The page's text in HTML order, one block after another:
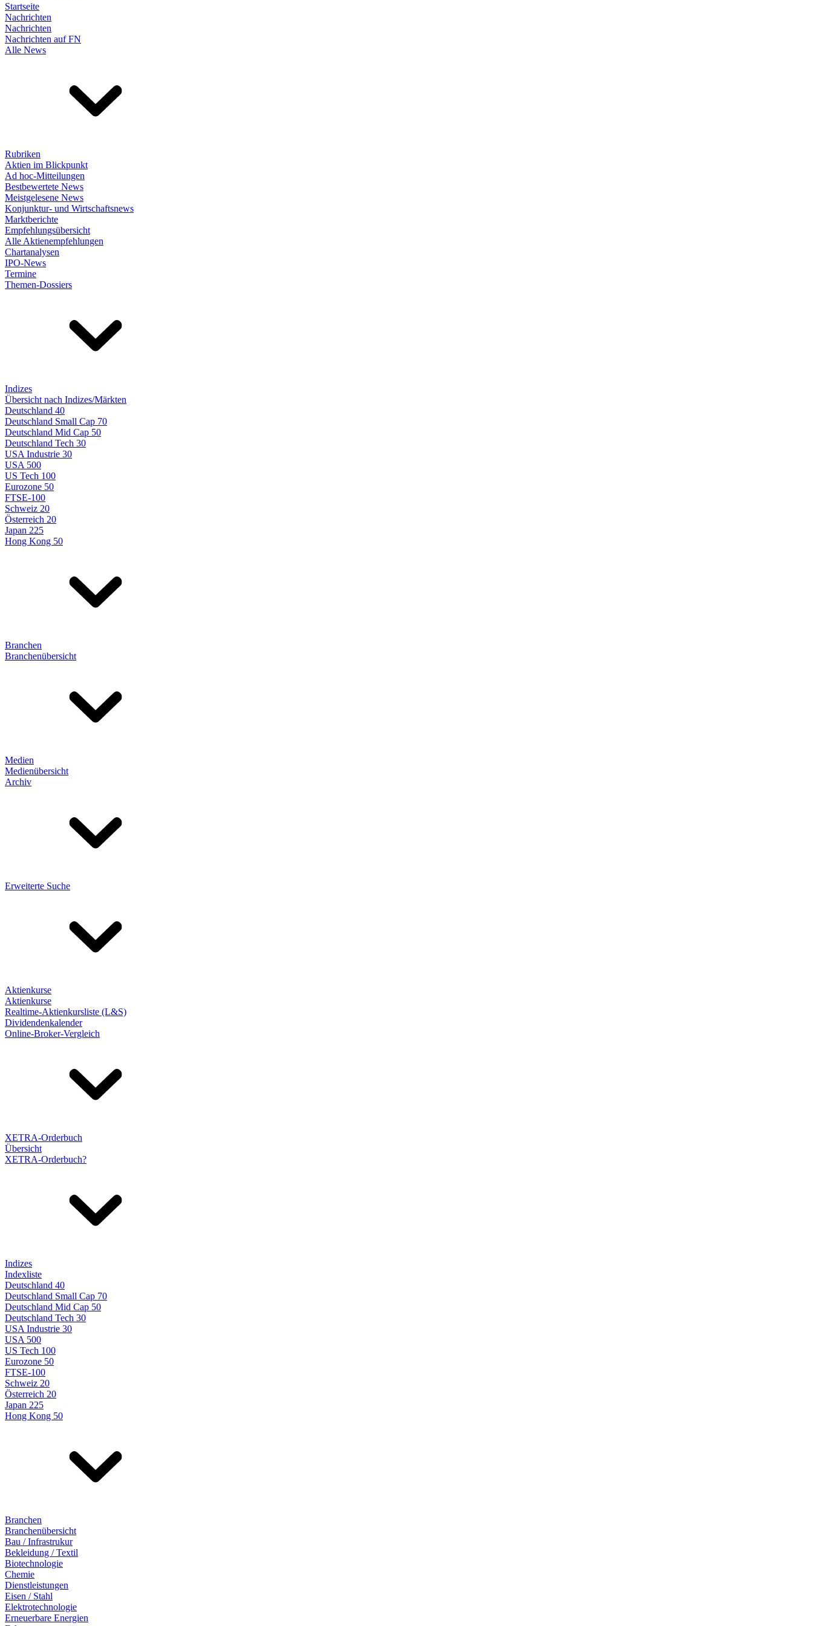
Startseite
Nachrichten
Nachrichten
Nachrichten auf FN
Alle News
Rubriken
Aktien im Blickpunkt
Ad hoc-Mitteilungen
Bestbewertete News
Meistgelesene News
Konjunktur- und Wirtschaftsnews
Marktberichte
Empfehlungsübersicht
Alle Aktienempfehlungen
Chartanalysen
IPO-News
Termine
Themen-Dossiers
Indizes
Übersicht nach Indizes/Märkten
Deutschland 40
Deutschland Small Cap 70
Deutschland Mid Cap 50
Deutschland Tech 30
USA Industrie 30
USA 500
US Tech 100
Eurozone 50
FTSE-100
Schweiz 20
Österreich 20
Japan 225
Hong Kong 50
Branchen
Branchenübersicht
Medien
Medienübersicht
Archiv
Erweiterte Suche
Aktienkurse
Aktienkurse
Realtime-Aktienkursliste (L&S)
Dividendenkalender
Online-Broker-Vergleich
XETRA-Orderbuch
Übersicht
XETRA-Orderbuch?
Indizes
Indexliste
Deutschland 40
Deutschland Small Cap 70
Deutschland Mid Cap 50
Deutschland Tech 30
USA Industrie 30
USA 500
US Tech 100
Eurozone 50
FTSE-100
Schweiz 20
Österreich 20
Japan 225
Hong Kong 50
Branchen
Branchenübersicht
Bau / Infrastrukur
Bekleidung / Textil
Biotechnologie
Chemie
Dienstleistungen
Eisen / Stahl
Elektrotechnologie
Erneuerbare Energien